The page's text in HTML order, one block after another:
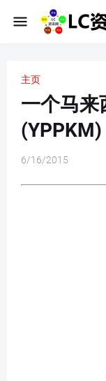
主页
一个马来
(YPPKM)
6/16/2015